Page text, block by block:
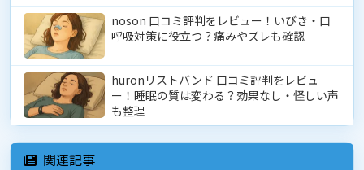
noson 口コミ評判をレビュー！いびき・口
呼吸対策に役立つ？痛みやズレも確認
huronリストバンド 口コミ評判をレビュ
ー！睡眠の質は変わる？効果なし・怪しい声
も整理
関連記事